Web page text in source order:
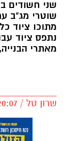
שוטרי מג"ב
מתוכו ציוד
נתפס ציוד
מאתרי
שרון טל / 20:07 17.01.18